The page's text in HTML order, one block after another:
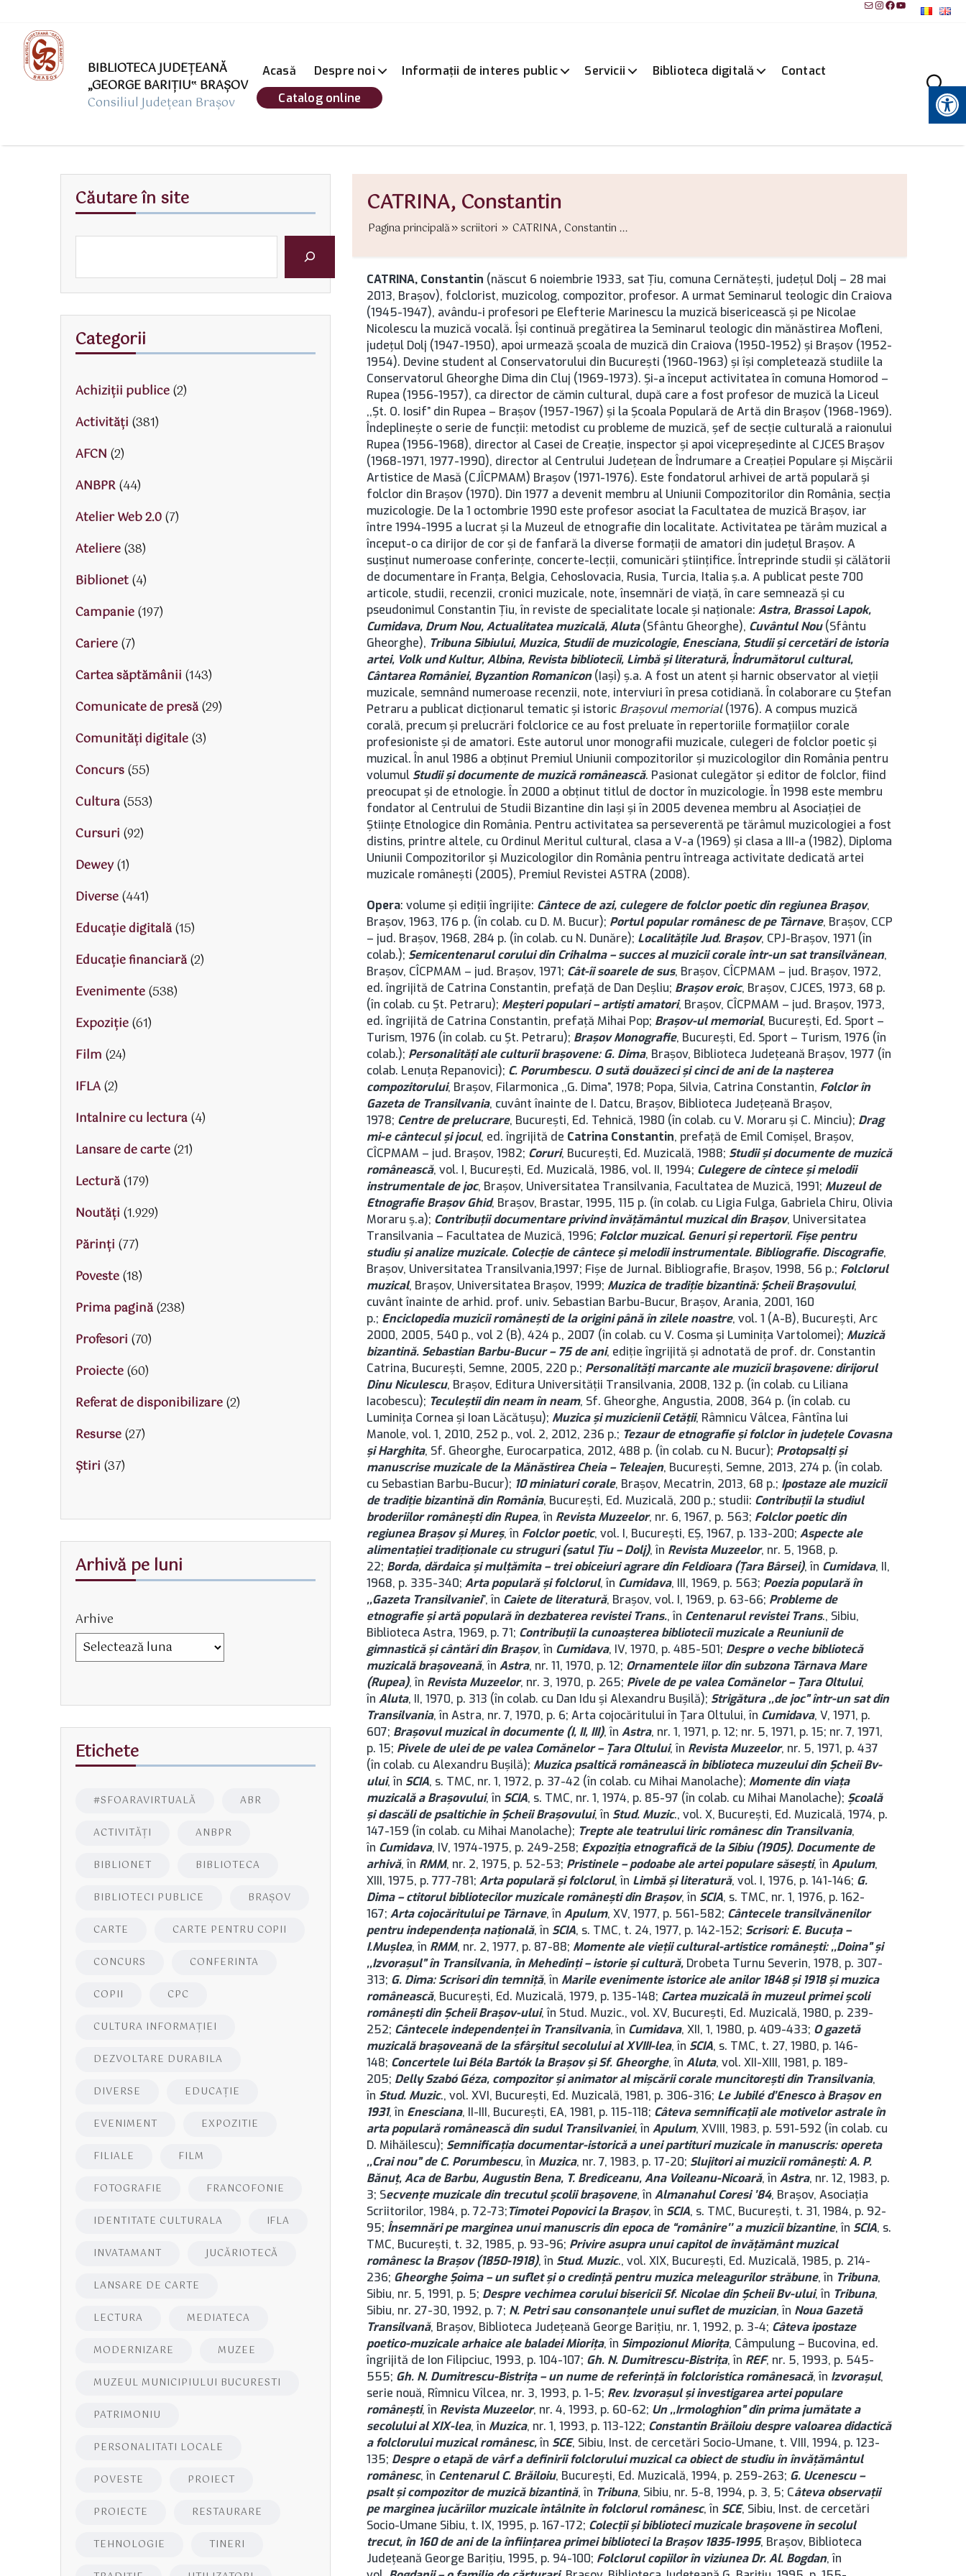
MailInstagram
Facebook
YouTube
BIBLIOTECA JUDEȚEANĂ
„GEORGE BARIŢIU‟ BRAŞOV
Consiliul Județean Brașov
Acasă Despre noi Informații de interes public Servicii Biblioteca digitală
Contact
Catalog online
Instrumente pentru accesibilitate
CATRINA, Constantin
Pagina principală scriitori CATRINA, Constantin ...
CATRINA, Constantin (născut 6 noiembrie 1933, sat Ţiu, comuna Cernăteşti, județul Dolj – 28 mai
2013, Brașov), folclorist, muzicolog, compozitor, profesor. A urmat Seminarul teologic din Craiova
(1945-1947), avându-i profesori pe Elefterie Marinescu la muzică bisericească şi pe Nicolae
Nicolescu la muzică vocală. Îşi continuă pregătirea la Seminarul teologic din mănăstirea Mofleni,
județul Dolj (1947-1950), apoi urmează şcoala de muzică din Craiova (1950-1952) şi Brașov (1952-
1954). Devine student al Conservatorului din București (1960-1963) şi îşi completează studiile la
Conservatorul Gheorghe Dima din Cluj (1969-1973). Şi-a început activitatea în comuna Homorod –
Rupea (1956-1957), ca director de cămin cultural, după care a fost profesor de muzică la Liceul
,,Şt. O. Iosif” din Rupea – Brașov (1957-1967) şi la Şcoala Populară de Artă din Braşov (1968-1969).
Îndeplineşte o serie de funcţii: metodist cu probleme de muzică, şef de secţie culturală a raionului
Rupea (1956-1968), director al Casei de Creaţie, inspector şi apoi vicepreşedinte al CJCES Brașov
(1968-1971, 1977-1990), director al Centrului Județean de Îndrumare a Creației Populare și Mișcării
Artistice de Masă (CJÎCPMAM) Brașov (1971-1976). Este fondatorul arhivei de artă populară şi
folclor din Brașov (1970). Din 1977 a devenit membru al Uniunii Compozitorilor din România, secţia
muzicologie. De la 1 octombrie 1990 este profesor asociat la Facultatea de muzică Brașov, iar
între 1994-1995 a lucrat şi la Muzeul de etnografie din localitate. Activitatea pe tărâm muzical a
început-o ca dirijor de cor şi de fanfară la diverse formaţii de amatori din județul Brașov. A
susţinut numeroase conferinţe, concerte-lecţii, comunicări ştiinţifice. Întreprinde studii şi călătorii
de documentare în Franţa, Belgia, Cehoslovacia, Rusia, Turcia, Italia ş.a. A publicat peste 700
articole, studii, recenzii, cronici muzicale, note, însemnări de viaţă, în care semnează şi cu
pseudonimul Constantin Ţiu, în reviste de specialitate locale şi naţionale: Astra, Brassoi Lapok,
Cumidava, Drum Nou, Actualitatea muzicală, Aluta(Sfântu Gheorghe), Cuvântul Nou(Sfântu
Gheorghe), Tribuna Sibiului, Muzica, Studii de muzicologie, Enesciana, Studii şi cercetări de istoria
artei, Volk und Kultur, Albina, Revista bibliotecii, Limbă şi literatură, Îndrumătorul cultural,
Cântarea României, Byzantion Romanicon(Iași) ş.a. A fost un atent și harnic observator al vieții
muzicale, semnând numeroase recenzii, note, interviuri în presa cotidiană. În colaborare cu Ştefan
Petraru a publicat dicţionarul tematic şi istoric Braşovul memorial(1976). A compus muzică
corală, precum şi prelucrări folclorice ce au fost preluate în repertoriile formaţiilor corale
profesioniste şi de amatori. Este autorul unor monografii muzicale, culegeri de folclor poetic şi
muzical. În anul 1986 a obţinut Premiul Uniunii compozitorilor şi muzicologilor din România pentru
volumul Studii şi documente de muzică românească. Pasionat culegător şi editor de folclor, fiind
preocupat şi de etnologie. În 2000 a obţinut titlul de doctor în muzicologie. În 1998 este membru
fondator al Centrului de Studii Bizantine din Iași și în 2005 devenea membru al Asociației de
Științe Etnologice din România. Pentru activitatea sa perseverentă pe tărâmul muzicologiei a fost
distins, printre altele, cu Ordinul Meritul cultural, clasa a V-a (1969) și clasa a III-a (1982), Diploma
Uniunii Compozitorilor și Muzicologilor din România pentru întreaga activitate dedicată artei
muzicale românești (2005), Premiul Revistei ASTRA (2008).
Opera: volume şi ediţii îngrijite: Cântece de azi, culegere de folclor poetic din regiunea Brașov,
Brașov, 1963, 176 p. (în colab. cu D. M. Bucur); Portul popular românesc de pe Târnave, Brașov, CCP
– jud. Brașov, 1968, 284 p. (în colab. cu N. Dunăre); Localităţile Jud. Brașov, CPJ-Brașov, 1971 (în
colab.); Semicentenarul corului din Crihalma – succes al muzicii corale într-un sat transilvănean,
Brașov, CÎCPMAM – jud. Brașov, 1971; Cât-îi soarele de sus, Brașov, CÎCPMAM – jud. Brașov, 1972,
ed. îngrijită de Catrina Constantin, prefaţă de Dan Deşliu; Brașov eroic, Brașov, CJCES, 1973, 68 p.
(în colab. cu Şt. Petraru); Meşteri populari – artişti amatori, Brașov, CÎCPMAM – jud. Brașov, 1973,
ed. îngrijită de Catrina Constantin, prefaţă Mihai Pop; Brașov-ul memorial, București, Ed. Sport –
Turism, 1976 (în colab. cu Şt. Petraru); Brașov Monografie, București, Ed. Sport – Turism, 1976 (în
colab.); Personalităţi ale culturii braşovene: G. Dima, Brașov, Biblioteca Județeană Brașov, 1977 (în
colab. Lenuţa Repanovici); C. Porumbescu. O sută douăzeci şi cinci de ani de la naşterea
compozitorului, Brașov, Filarmonica ,,G. Dima”, 1978; Popa, Silvia, Catrina Constantin, Folclor în
Gazeta de Transilvania, cuvânt înainte de I. Datcu, Brașov, Biblioteca Județeană Brașov,
1978; Centre de prelucrare, București, Ed. Tehnică, 1980 (în colab. cu V. Moraru și C. Minciu); Drag
mi-e cântecul şi jocul, ed. îngrijită de Catrina Constantin, prefaţă de Emil Comişel, Brașov,
CÎCPMAM – jud. Brașov, 1982; Coruri, București, Ed. Muzicală, 1988; Studii şi documente de muzică
românească, vol. I, București, Ed. Muzicală, 1986, vol. II, 1994; Culegere de cîntece şi melodii
instrumentale de joc, Brașov, Universitatea Transilvania, Facultatea de Muzică, 1991; Muzeul de
Etnografie Brașov Ghid, Brașov, Brastar, 1995, 115 p. (în colab. cu Ligia Fulga, Gabriela Chiru, Olivia
Moraru ș.a); Contribuţii documentare privind învăţământul muzical din Brașov, Universitatea
Transilvania – Facultatea de Muzică, 1996; Folclor muzical. Genuri şi repertorii. Fişe pentru
studiu şi analize muzicale. Colecţie de cântece şi melodii instrumentale. Bibliografie. Discografie,
Brașov, Universitatea Transilvania,1997; Fişe de Jurnal. Bibliografie, Brașov, 1998, 56 p.; Folclorul
muzical, Brașov, Universitatea Brașov, 1999; Muzica de tradiție bizantină: Șcheii Brașovului,
cuvânt înainte de arhid. prof. univ. Sebastian Barbu-Bucur, Brașov, Arania, 2001, 160
p.; Enciclopedia muzicii românești de la origini până în zilele noastre, vol. 1 (A-B), București, Arc
2000, 2005, 540 p., vol 2 (B), 424 p., 2007 (în colab. cu V. Cosma și Luminița Vartolomei); Muzică
bizantină. Sebastian Barbu-Bucur – 75 de ani, ediție îngrijită și adnotată de prof. dr. Constantin
Catrina, București, Semne, 2005, 220 p.; Personalități marcante ale muzicii brașovene: dirijorul
Dinu Niculescu, Brașov, Editura Universității Transilvania, 2008, 132 p. (în colab. cu Liliana
Iacobescu); Teculeștii din neam în neam, Sf. Gheorghe, Angustia, 2008, 364 p. (în colab. cu
Luminița Cornea și Ioan Lăcătușu); Muzica și muzicienii Cetății, Râmnicu Vâlcea, Fântîna lui
Manole, vol. 1, 2010, 252 p., vol. 2, 2012, 236 p.; Tezaur de etnografie și folclor în județele Covasna
și Harghita, Sf. Gheorghe, Eurocarpatica, 2012, 488 p. (în colab. cu N. Bucur); Protopsalți și
manuscrise muzicale de la Mănăstirea Cheia – Teleajen, București, Semne, 2013, 274 p. (în colab.
cu Sebastian Barbu-Bucur); 10 miniaturi corale, Brașov, Mecatrin, 2013, 68 p.; Ipostaze ale muzicii
de tradiție bizantină din România, București, Ed. Muzicală, 200 p.; studii: Contribuţii la studiul
broderiilor româneşti din Rupea, în Revista Muzeelor, nr. 6, 1967, p. 563; Folclor poetic din
regiunea Brașov şi Mureş, în Folclor poetic, vol. I, București, EŞ, 1967, p. 133-200; Aspecte ale
alimentaţiei tradiţionale cu struguri (satul Ţiu – Dolj), în Revista Muzeelor, nr. 5, 1968, p.
22; Borda, dărdaica şi mulţămita – trei obiceiuri agrare din Feldioara (Ţara Bârsei), în Cumidava, II,
1968, p. 335-340; Arta populară şi folclorul, în Cumidava, III, 1969, p. 563; Poezia populară în
,,Gazeta Transilvaniei”, în Caiete de literatură, Brașov, vol. I, 1969, p. 63-66; Probleme de
etnografie şi artă populară în dezbaterea revistei Trans., în Centenarul revistei Trans., Sibiu,
Biblioteca Astra, 1969, p. 71; Contribuţii la cunoaşterea bibliotecii muzicale a Reuniunii de
gimnastică şi cântări din Brașov, în Cumidava, IV, 1970, p. 485-501; Despre o veche bibliotecă
muzicală braşoveană, în Astra, nr. 11, 1970, p. 12; Ornamentele iilor din subzona Târnava Mare
(Rupea), în Revista Muzeelor, nr. 3, 1970, p. 265; Pivele de pe valea Comănelor – Ţara Oltului,
în Aluta, II, 1970, p. 313 (în colab. cu Dan Idu şi Alexandru Buşilă); Strigătura ,,de joc” într-un sat din
Transilvania, în Astra, nr. 7, 1970, p. 6; Arta cojocăritului în Ţara Oltului, în Cumidava, V, 1971, p.
607; Braşovul muzical în documente (I, II, III), în Astra, nr. 1, 1971, p. 12; nr. 5, 1971, p. 15; nr. 7, 1971,
p. 15; Pivele de ulei de pe valea Comănelor – Ţara Oltului, în Revista Muzeelor, nr. 5, 1971, p. 437
(în colab. cu Alexandru Buşilă); Muzica psaltică românească în biblioteca muzeului din Şcheii Bv-
ului, în SCIA, s. TMC, nr. 1, 1972, p. 37-42 (în colab. cu Mihai Manolache); Momente din viaţa
muzicală a Brașovului, în SCIA, s. TMC, nr. 1, 1974, p. 85-97 (în colab. cu Mihai Manolache); Şcoală
şi dascăli de psaltichie în Şcheii Brașovului, în Stud. Muzic., vol. X, București, Ed. Muzicală, 1974, p.
147-159 (în colab. cu Mihai Manolache); Trepte ale teatrului liric românesc din Transilvania,
în Cumidava, IV, 1974-1975, p. 249-258; Expoziţia etnografică de la Sibiu (1905). Documente de
arhivă, în RMM, nr. 2, 1975, p. 52-53; Pristinele – podoabe ale artei populare săseşti, în Apulum,
XIII, 1975, p. 777-781; Arta populară şi folclorul, în Limbă şi literatură, vol. I, 1976, p. 141-146; G.
Dima – ctitorul bibliotecilor muzicale româneşti din Brașov, în SCIA, s. TMC, nr. 1, 1976, p. 162-
167; Arta cojocăritului pe Târnave, în Apulum, XV, 1977, p. 561-582; Cântecele transilvănenilor
pentru independenţa naţională, în SCIA, s. TMC, t. 24, 1977, p. 142-152; Scrisori: E. Bucuţa –
I.Muşlea, în RMM, nr. 2, 1977, p. 87-88; Momente ale vieţii cultural-artistice româneşti: ,,Doina” şi
,,Izvoraşul” în Transilvania, în Mehedinţi – istorie şi cultură, Drobeta Turnu Severin, 1978, p. 307-
313; G. Dima: Scrisori din temniţă, în Marile evenimente istorice ale anilor 1848 şi 1918 şi muzica
românească, București, Ed. Muzicală, 1979, p. 135-148; Cartea muzicală în muzeul primei şcoli
româneşti din Şcheii Brașov-ului, în Stud. Muzic., vol. XV, București, Ed. Muzicală, 1980, p. 239-
252; Cântecele independenţei în Transilvania, în Cumidava, XII, 1, 1980, p. 409-433; O gazetă
muzicală braşoveană de la sfârşitul secolului al XVIII-lea, în SCIA, s. TMC, t. 27, 1980, p. 146-
148; Concertele lui Béla Bartók la Brașov şi Sf. Gheorghe, în Aluta, vol. XII-XIII, 1981, p. 189-
205; Delly Szabó Géza, compozitor şi animator al mişcării corale muncitoreşti din Transilvania,
în Stud. Muzic., vol. XVI, București, Ed. Muzicală, 1981, p. 306-316; Le Jubilé d’Enesco à Brașov en
1931, în Enesciana, II-III, București, EA, 1981, p. 115-118; Câteva semnificaţii ale motivelor astrale în
arta populară românească din sudul Transilvaniei, în Apulum, XVIII, 1983, p. 591-592 (în colab. cu
D. Mihăilescu); Semnificaţia documentar-istorică a unei partituri muzicale în manuscris: opereta
,,Crai nou” de C. Porumbescu, în Muzica, nr. 7, 1983, p. 17-20; Slujitori ai muzicii româneşti: A. P.
Bănuţ, Aca de Barbu, Augustin Bena, T. Brediceanu, Ana Voileanu-Nicoară, în Astra, nr. 12, 1983, p.
3; Secvenţe muzicale din trecutul şcolii braşovene, în Almanahul Coresi ’84, Brașov, Asociaţia
Scriitorilor, 1984, p. 72-73;Timotei Popovici la Brașov, în SCIA, s. TMC, București, t. 31, 1984, p. 92-
95; Însemnări pe marginea unui manuscris din epoca de “românire’’ a muzicii bizantine, în SCIA, s.
TMC, București, t. 32, 1985, p. 93-96; Privire asupra unui capitol de învăţământ muzical
românesc la Brașov (1850-1918), în Stud. Muzic., vol. XIX, București, Ed. Muzicală, 1985, p. 214-
236; Gheorghe Şoima – un suflet şi o credinţă pentru muzica meleagurilor străbune, în Tribuna,
Sibiu, nr. 5, 1991, p. 5; Despre vechimea corului bisericii Sf. Nicolae din Şcheii Bv-ului, în Tribuna,
Sibiu, nr. 27-30, 1992, p. 7; N. Petri sau consonanţele unui suflet de muzician, în Noua Gazetă
Transilvană, Brașov, Biblioteca Județeană George Bariţiu, nr. 1, 1992, p. 3-4; Câteva ipostaze
poetico-muzicale arhaice ale baladei Mioriţa, în Simpozionul Mioriţa, Câmpulung – Bucovina, ed.
îngrijită de Ion Filipciuc, 1993, p. 104-107; Gh. N. Dumitrescu-Bistriţa, în REF, nr. 5, 1993, p. 545-
555; Gh. N. Dumitrescu-Bistriţa – un nume de referinţă în folcloristica românesacă, în Izvoraşul,
serie nouă, Rîmnicu Vîlcea, nr. 3, 1993, p. 1-5; Rev. Izvoraşul şi investigarea artei populare
româneşti, în Revista Muzeelor, nr. 4, 1993, p. 60-62; Un ,,Irmologhion” din prima jumătate a
secolului al XIX-lea, în Muzica, nr. 1, 1993, p. 113-122; Constantin Brăiloiu despre valoarea didactică
a folclorului muzical românesc,în SCE, Sibiu, Inst. de cercetări Socio-Umane, t. VIII, 1994, p. 123-
135; Despre o etapă de vârf a definirii folclorului muzical ca obiect de studiu în învăţământul
românesc, în Centenarul C. Brăiloiu, București, Ed. Muzicală, 1994, p. 259-263; G. Ucenescu –
psalt şi compozitor de muzică bizantină, în Tribuna, Sibiu, nr. 5-8, 1994, p. 3, 5; Câteva observaţii
pe marginea jucăriilor muzicale întâlnite în folclorul românesc, în SCE, Sibiu, Inst. de cercetări
Socio-Umane Sibiu, t. IX, 1995, p. 167-172; Colecţii şi biblioteci muzicale braşovene în secolul
trecut, în 160 de ani de la înfiinţarea primei biblioteci la Brașov 1835-1995, Brașov, Biblioteca
Județeană George Bariţiu, 1995, p. 94-100; Folclorul copiilor în viziunea Dr. Al. Bogdan, în
Căutare în site
Categorii
Achiziții publice(2)
Activităţi (381)
AFCN (2)
ANBPR(44)
Atelier Web 2.0(7)
Ateliere(38)
Biblionet(4)
Campanie(197)
Cariere(7)
Cartea săptămânii (143)
Comunicate de presă(29)
Comunități digitale(3)
Concurs(55)
Cultura(553)
Cursuri (92)
Dewey(1)
Diverse(441)
Educaţie digitală(15)
Educaţie financiară(2)
Evenimente(538)
Expoziție(61)
Film (24)
IFLA(2)
Intalnire cu lectura(4)
Lansare de carte(21)
Lectură(179)
Noutăți (1.929)
Părinţi (77)
Poveste(18)
Prima pagină(238)
Profesori (70)
Proiecte(60)
Referat de disponibilizare(2)
Resurse(27)
Știri (37)
Arhivă pe luni
Arhive
Etichete
#SFOARAVIRTUALĂ ABR
ACTIVITĂŢI ANBPR
BIBLIONET BIBLIOTECA
BIBLIOTECI PUBLICE BRAŞOV
CARTE CARTE PENTRU COPII
CONCURS CONFERINTA
COPII CPC
CULTURA INFORMAŢIEI
DEZVOLTARE DURABILA
DIVERSE EDUCAŢIE
EVENIMENT EXPOZITIE
FILIALE FILM
FOTOGRAFIE FRANCOFONIE
IDENTITATE CULTURALA IFLA
INVATAMANT JUCĂRIOTECĂ
LANSARE DE CARTE
LECTURA MEDIATECA
MODERNIZARE MUZEE
MUZEUL MUNICIPIULUI BUCURESTI
PATRIMONIU
PERSONALITATI LOCALE
POVESTE PROIECT
PROIECTE RESTAURARE
TEHNOLOGIE TINERI